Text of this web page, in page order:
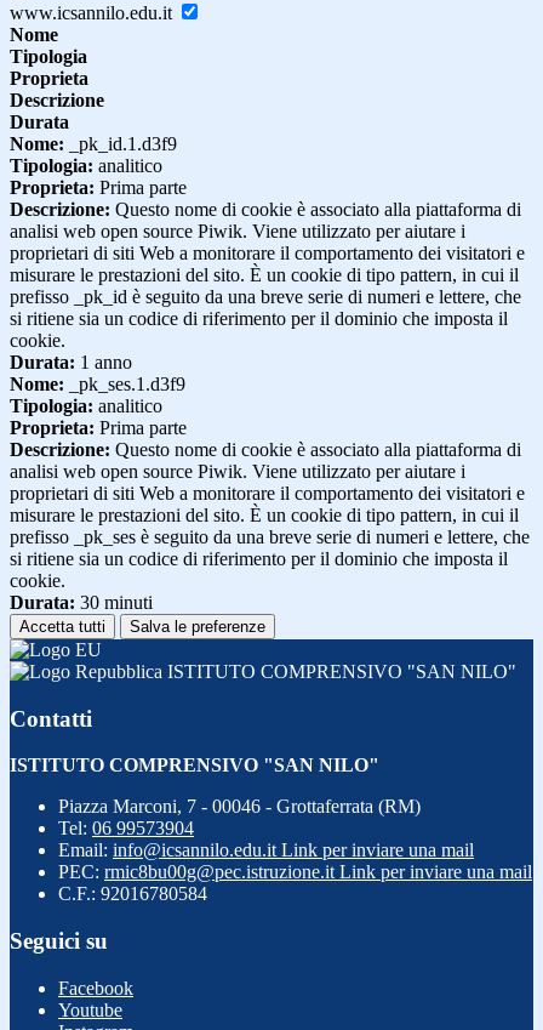
www.icsannilo.edu.it
Nome
Tipologia
Proprieta
Descrizione
Durata
Nome: _pk_id.1.d3f9
Tipologia: analitico
Proprieta: Prima parte
Descrizione: Questo nome di cookie è associato alla piattaforma di
analisi web open source Piwik. Viene utilizzato per aiutare i
proprietari di siti Web a monitorare il comportamento dei visitatori e
misurare le prestazioni del sito. È un cookie di tipo pattern, in cui il
prefisso _pk_id è seguito da una breve serie di numeri e lettere, che
si ritiene sia un codice di riferimento per il dominio che imposta il
cookie.
Durata: 1 anno
Nome: _pk_ses.1.d3f9
Tipologia: analitico
Proprieta: Prima parte
Descrizione: Questo nome di cookie è associato alla piattaforma di
analisi web open source Piwik. Viene utilizzato per aiutare i
proprietari di siti Web a monitorare il comportamento dei visitatori e
misurare le prestazioni del sito. È un cookie di tipo pattern, in cui il
prefisso _pk_ses è seguito da una breve serie di numeri e lettere, che
si ritiene sia un codice di riferimento per il dominio che imposta il
cookie.
Durata: 30 minuti
Accetta tutti Salva le preferenze
ISTITUTO COMPRENSIVO "SAN NILO"
Contatti
ISTITUTO COMPRENSIVO "SAN NILO"
Piazza Marconi, 7 - 00046 - Grottaferrata (RM)
Tel: 06 99573904
Email: info@icsannilo.edu.it Link per inviare una mail
PEC: rmic8bu00g@pec.istruzione.it Link per inviare una mail
C.F.: 92016780584
Seguici su
Facebook
Youtube